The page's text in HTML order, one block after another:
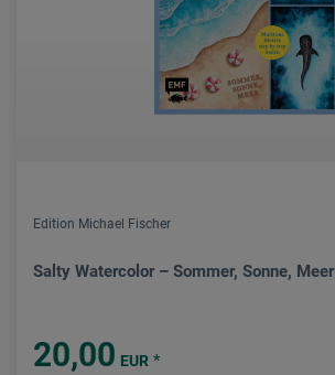
Edition Michael Fischer
Salty Watercolor – Sommer, Sonne, Meer
20,00 EUR *